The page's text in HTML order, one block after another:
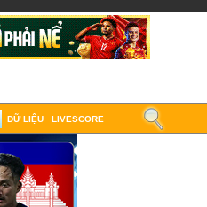
DỮ LIỆU LIVESCORE